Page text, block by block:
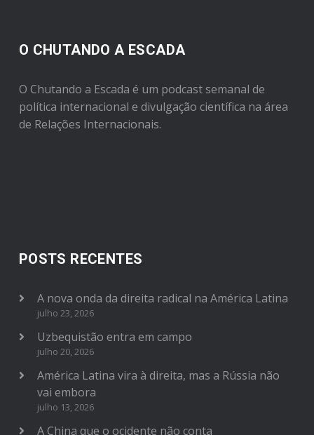
O CHUTANDO A ESCADA
O Chutando a Escada é um podcast semanal de
política internacional e divulgação científica na área
de Relações Internacionais.
POSTS RECENTES
A nova onda da direita radical na América Latina
julho 23, 2026
Uzbequistão entra em campo
julho 20, 2026
América Latina vira à direita, mas a Rússia não
vai embora
julho 13, 2026
A China que o ocidente não conta